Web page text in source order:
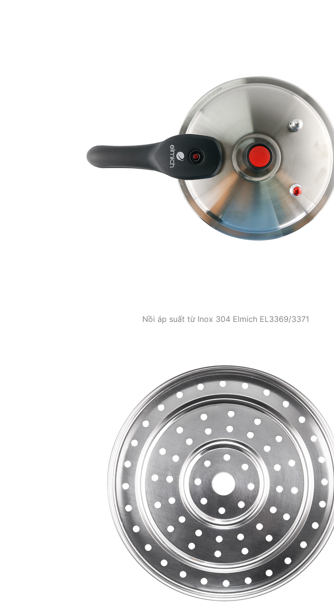
Nồi áp suất từ Inox 304 Elmich EL3369/3371